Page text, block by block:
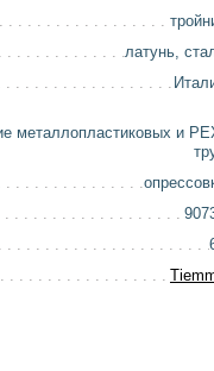
латунь,
металлопластиковых и